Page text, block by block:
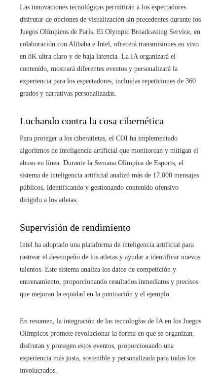
Las innovaciones tecnológicas permitirán a los espectadores
disfrutar de opciones de visualización sin precedentes durante los
Juegos Olímpicos de París. El Olympic Broadcasting Service, en
colaboración con Alibaba e Intel, ofrecerá transmisiones en vivo
en 8K ultra claro y de baja latencia. La IA organizará el
contenido, mostrará diferentes eventos y personalizará la
experiencia para los espectadores, incluidas repeticiones de 360 ​​
grados y narrativas personalizadas.
Luchando contra la cosa cibernética
Para proteger a los ciberatletas, el COI ha implementado
algoritmos de inteligencia artificial que monitorean y mitigan el
abuso en línea. Durante la Semana Olímpica de Esports, el
sistema de inteligencia artificial analizó más de 17.000 mensajes
públicos, identificando y gestionando contenido ofensivo
dirigido a los atletas.
Supervisión de rendimiento
Intel ha adoptado una plataforma de inteligencia artificial para
rastrear el desempeño de los atletas y ayudar a identificar nuevos
talentos. Este sistema analiza los datos de competición y
entrenamiento, proporcionando resultados inmediatos y precisos
que mejoran la equidad en la puntuación y el ejemplo.
En resumen, la integración de las tecnologías de IA en los Juegos
Olímpicos promete revolucionar la forma en que se organizan,
disfrutan y protegen estos eventos, proporcionando una
experiencia más justa, sostenible y personalizada para todos los
involucrados.